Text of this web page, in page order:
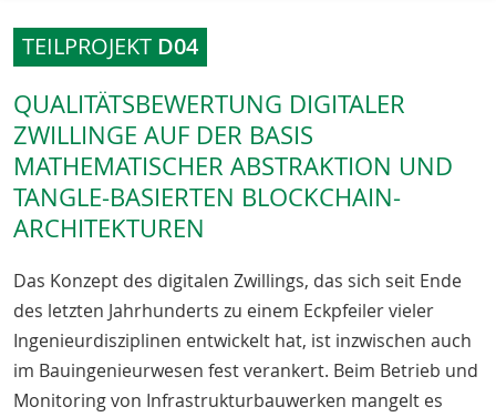
TEILPROJEKT D04
QUALITÄTSBEWERTUNG DIGITALER
ZWILLINGE AUF DER BASIS
MATHEMATISCHER ABSTRAKTION UND
TANGLE-BASIERTEN BLOCKCHAIN-
ARCHITEKTUREN
Das Konzept des digitalen Zwillings, das sich seit Ende
des letzten Jahrhunderts zu einem Eckpfeiler vieler
Ingenieurdisziplinen entwickelt hat, ist inzwischen auch
im Bauingenieurwesen fest verankert. Beim Betrieb und
Monitoring von Infrastrukturbauwerken mangelt es